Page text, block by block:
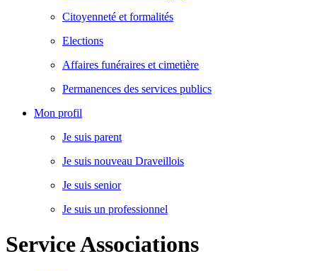
Citoyenneté et formalités
Elections
Affaires funéraires et cimetière
Permanences des services publics
Mon profil
Je suis parent
Je suis nouveau Draveillois
Je suis senior
Je suis un professionnel
Service Associations